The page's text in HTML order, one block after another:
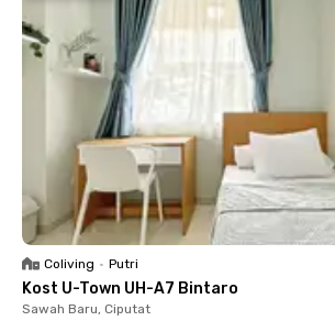
Coliving • Putri
Kost U-Town UH-A7 Bintaro
Sawah Baru, Ciputat